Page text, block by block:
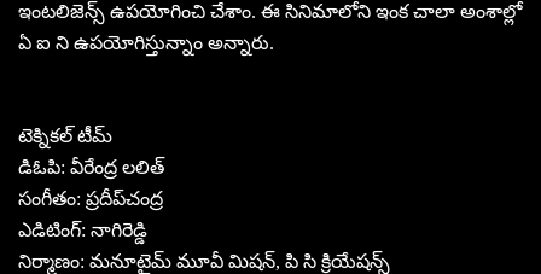
ఇంటలిజెన్స్ ఉపయోగించి చేశాం. ఈ సినిమాలోని ఇంక చాలా అంశాల్లో
ఏ ఐ ని ఉపయోగిస్తున్నాం అన్నారు.
టెక్నికల్ టీమ్
డిఓపి: వీరేంద్ర లలిత్
సంగీతం: ప్రదీప్‌చంద్ర
ఎడిటింగ్: నాగిరెడ్డి
నిర్మాణం: మనూటైమ్ మూవీ మిషన్, పి సి క్రియేషన్స్